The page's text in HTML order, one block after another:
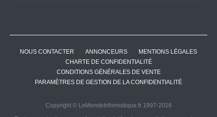
NOUS CONTACTER ANNONCEURS
MENTIONS LÉGALES
CHARTE DE CONFIDENTIALITÉ
CONDITIONS GÉNÉRALES DE VENTE
PARAMÈTRES DE GESTION DE LA CONFIDENTIALITÉ
Copyright © LeMondeInformatique.fr 1997-2026